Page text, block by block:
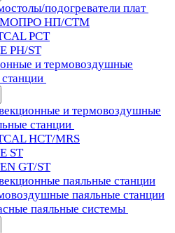
подогреватели плат
НП/СТМ
PCT
PH/ST
и термовоздушные
и термовоздушные
станции
HCT/MRS
ST
GT/ST
паяльные станции
паяльные станции
паяльные системы